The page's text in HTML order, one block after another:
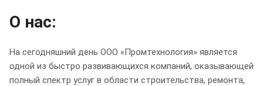
О нас:
На сегодняшний день ООО «Промтехнология» является
одной из быстро развивающихся компаний, оказывающей
полный спектр услуг в области строительства, ремонта,